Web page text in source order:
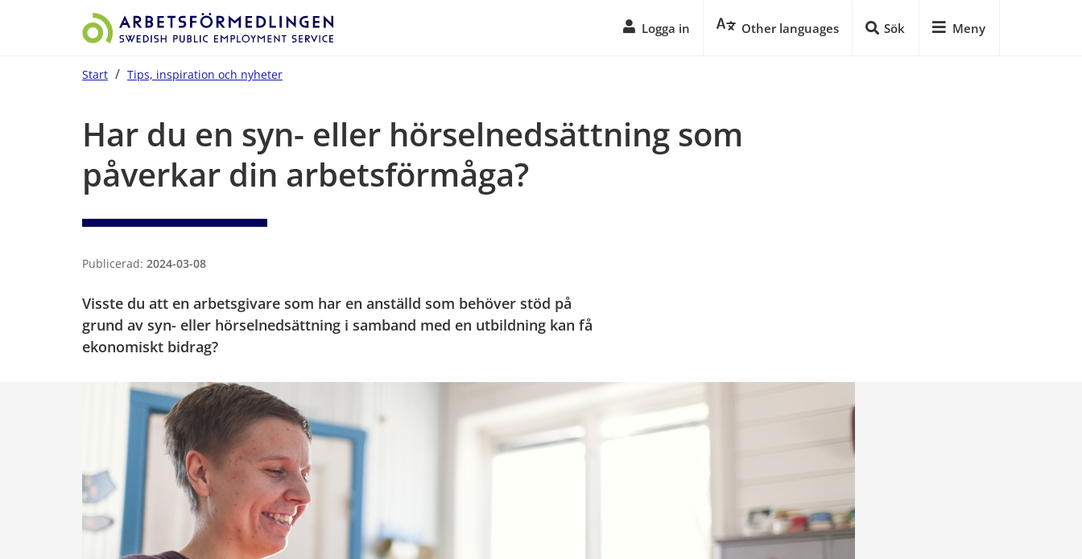
Logga in Other languages Sök Meny
Start / Tips, inspiration och nyheter
Har du en syn- eller hörselnedsättning som
påverkar din arbetsförmåga?
Publicerad: 2024-03-08
Visste du att en arbetsgivare som har en anställd som behöver stöd på
grund av syn- eller hörselnedsättning i samband med en utbildning kan få
ekonomiskt bidrag?